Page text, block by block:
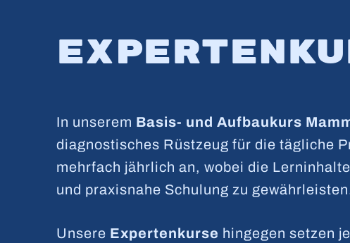
In unserem Basis- und Aufbaukurs
diagnostisches Rüstzeug für die tägliche
mehrfach jährlich an, wobei die
und praxisnahe Schulung zu
Unsere Expertenkurse hingegen setzen